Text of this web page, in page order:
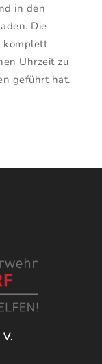
in den
Die
komplett
Uhrzeit zu
geführt hat.